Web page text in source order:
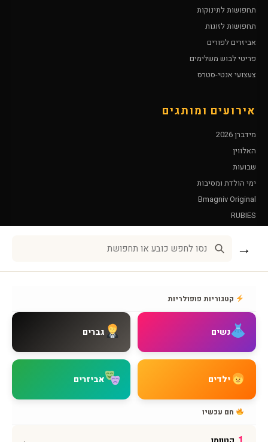
תחפושות לתינוקות
תחפושות לזוגות
אביזרים לפורים
פריטי לבוש משלימים
צעצועי אנטי-סטרס
אירועים ומותגים
מידברן 2026
האלווין
שבועות
ימי הולדת ומסיבות
Bmagniv Original
RUBIES
צור קשר
שאלות נפוצות
מדיניות משלוחים
מדיניות החזרות
מדיניות פרטיות
→
קטגוריות פופולריות
נשים גברים
ילדים אביזרים
חם עכשיו